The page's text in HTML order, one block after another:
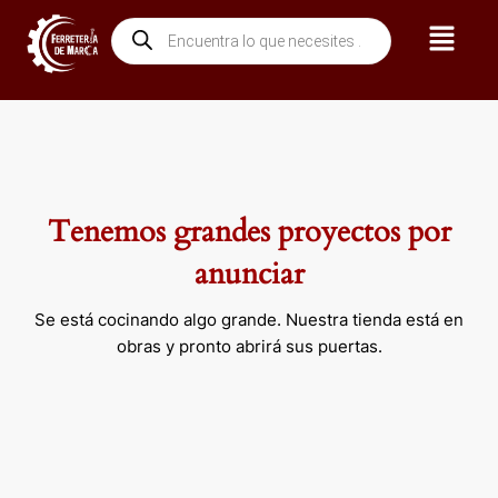
contenido
Búsqueda
de
productos
Menú
Tenemos grandes proyectos por
anunciar
Se está cocinando algo grande. Nuestra tienda está en
obras y pronto abrirá sus puertas.